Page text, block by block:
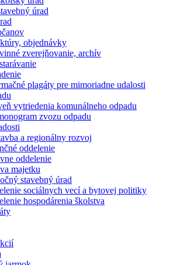
úrad
objednávky
zverejňovanie, archív
plagáty pre mimoriadne udalosti
vytriedenia komunálneho odpadu
zvozu odpadu
a regionálny rozvoj
oddelenie
oddelenie
majetku
stavebný úrad
sociálnych vecí a bytovej politiky
hospodárenia školstva